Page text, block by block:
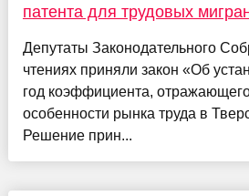
патента для трудовых
Депутаты Законодательного
чтениях приняли закон «Об
год коэффициента,
особенности рынка труда в
Решение прин...